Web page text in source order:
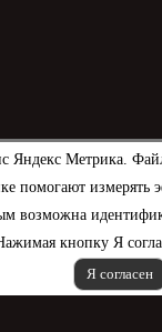
Яндекс Метрика.
измерять
возможна
кнопку Я
Я согласен